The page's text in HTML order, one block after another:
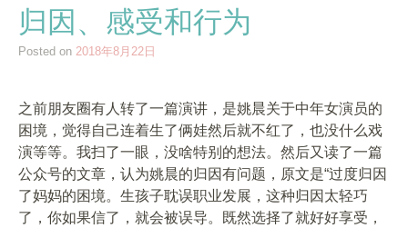
归因、感受和行为
Posted on 2018年8月22日
之前朋友圈有人转了一篇演讲，是姚晨关于中年女演员的
困境，觉得自己连着生了俩娃然后就不红了，也没什么戏
演等等。我扫了一眼，没啥特别的想法。然后又读了一篇
公众号的文章，认为姚晨的归因有问题，原文是“过度归因
了妈妈的困境。生孩子耽误职业发展，这种归因太轻巧
了，你如果信了，就会被误导。既然选择了就好好享受，